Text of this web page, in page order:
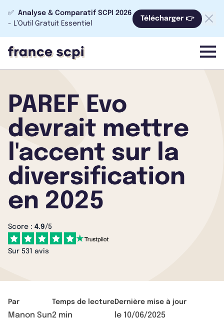
✅ Analyse & Comparatif SCPI 2026
- L’Outil Gratuit Essentiel
Télécharger 👉
menu
PAREF Evo
devrait mettre
l'accent sur la
diversification
en 2025
Score : 4.9/5
Sur 531 avis
Par
Manon Sun
Temps de lecture
2 min
Dernière mise à jour
le 10/06/2025